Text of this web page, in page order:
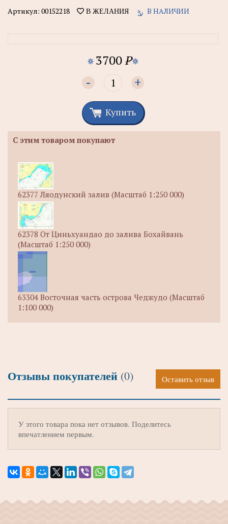
Артикул: 00152218 В ЖЕЛАНИЯ В НАЛИЧИИ
3700P
- +
Купить
С этим товаром покупают
62377 Ляодунский залив (Масштаб 1:250 000)
62378 От Циньхуандао до залива Бохайвань
(Масштаб 1:250 000)
63304 Восточная часть острова Чеджудо (Масштаб
1:100 000)
Отзывы покупателей (0) Оставить отзыв
У этого товара пока нет отзывов. Поделитесь
впечатлением первым.